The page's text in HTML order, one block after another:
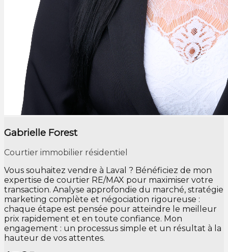
Gabrielle Forest
Courtier immobilier résidentiel
Vous souhaitez vendre à Laval ? Bénéficiez de mon
expertise de courtier RE/MAX pour maximiser votre
transaction. Analyse approfondie du marché, stratégie
marketing complète et négociation rigoureuse :
chaque étape est pensée pour atteindre le meilleur
prix rapidement et en toute confiance. Mon
engagement : un processus simple et un résultat à la
hauteur de vos attentes.